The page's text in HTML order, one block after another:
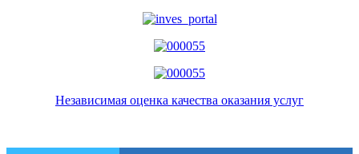
Независимая оценка качества оказания услуг